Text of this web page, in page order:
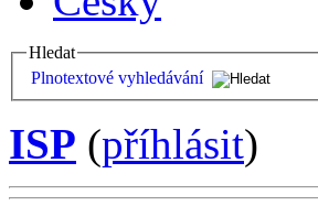
Hledat
Plnotextové vyhledávání
ISP (příhlásit)